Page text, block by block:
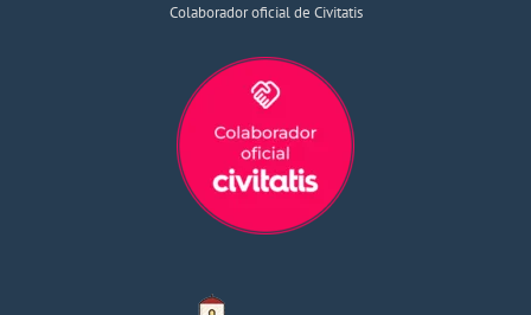
Colaborador oficial de Civitatis